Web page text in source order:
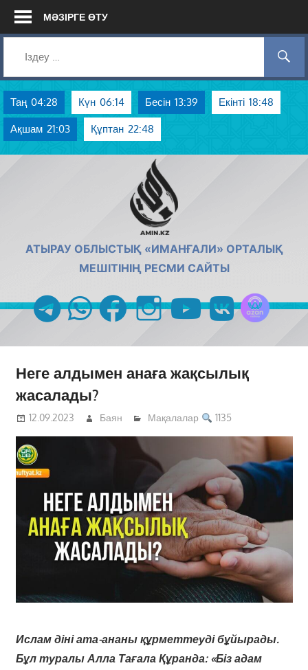
Skip
МӘЗІРГЕ ӨТУ
Таң 04:28 Күн 06:14 Бесін 13:39 Екінті 18:48
Ақшам 21:03 Құптан 22:48
АТЫРАУ ОБЛЫСТЫҚ «ИМАНҒАЛИ» ОРТАЛЫҚ
МЕШІТІНІҢ РЕСМИ САЙТЫ
telegramwhatsappfacebookinstagramyoutubevk
Неге алдымен анаға жақсылық
жасалады?
12.09.2023 Баян Мақалалар 1135
Ислам діні ата-ананы құрметтеуді бұйырады.
Бұл туралы Алла Тағала Құранда: «Біз адам